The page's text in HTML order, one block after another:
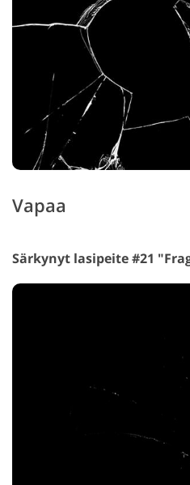
Vapaa
Särkynyt lasipeite #21